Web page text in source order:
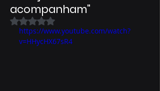
acompanham"
Avaliado com NaN de 5 estrelas.
https://www.youtube.com/watch?
v=HHycHX67sR4